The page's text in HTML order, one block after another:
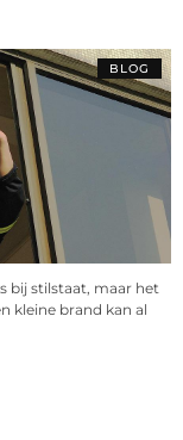
BLOG
bij stilstaat, maar het
kleine brand kan al